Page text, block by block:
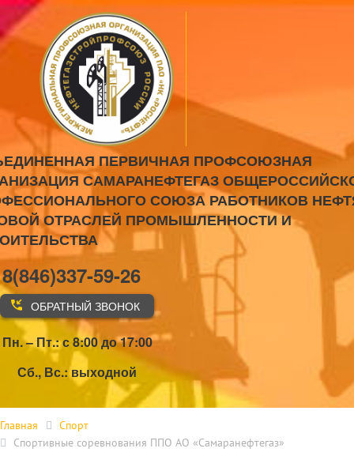
ПЕРВИЧНАЯ ПРОФСОЮЗНАЯ
САМАРАНЕФТЕГАЗ
СОЮЗА РАБОТНИКОВ
ОТРАСЛЕЙ ПРОМЫШЛЕННОСТИ И
8(846)337-59-26
ОБРАТНЫЙ ЗВОНОК
Пн. – Пт.: с 8:00 до 17:00
Сб., Вс.: выходной
Главная
Спорт
Спортивные соревнования ППО АО «Самаранефтегаз»